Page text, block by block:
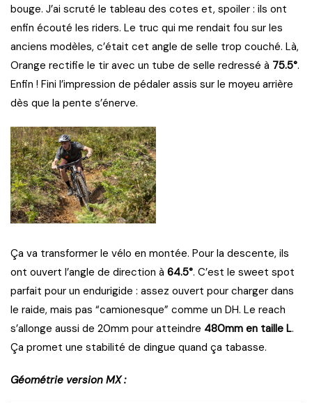
bouge. J’ai scruté le tableau des cotes et, spoiler : ils ont
enfin écouté les riders. Le truc qui me rendait fou sur les
anciens modèles, c’était cet angle de selle trop couché. Là,
Orange rectifie le tir avec un tube de selle redressé à 75.5°.
Enfin ! Fini l’impression de pédaler assis sur le moyeu arrière
dès que la pente s’énerve.
Ça va transformer le vélo en montée. Pour la descente, ils
ont ouvert l’angle de direction à 64.5°. C’est le sweet spot
parfait pour un endurigide : assez ouvert pour charger dans
le raide, mais pas “camionesque” comme un DH. Le reach
s’allonge aussi de 20mm pour atteindre 480mm en taille L.
Ça promet une stabilité de dingue quand ça tabasse.
Géométrie version MX :